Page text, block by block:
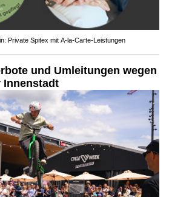
Private Spitex mit A-la-Carte-Leistungen
und Umleitungen wegen
Innenstadt